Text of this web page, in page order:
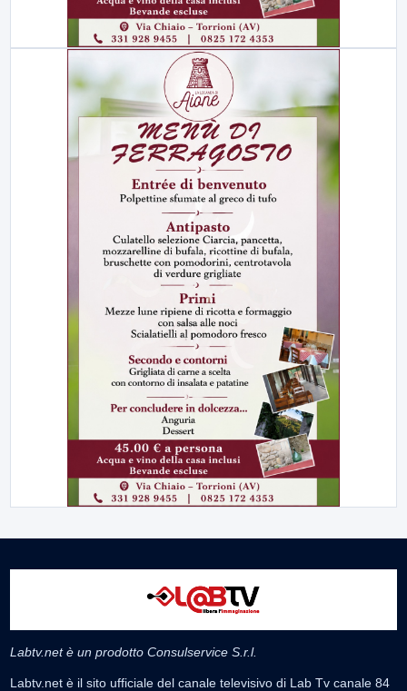
Labtv.net è un prodotto Consulservice S.r.l.
Labtv.net è il sito ufficiale del canale televisivo di Lab Tv canale 84